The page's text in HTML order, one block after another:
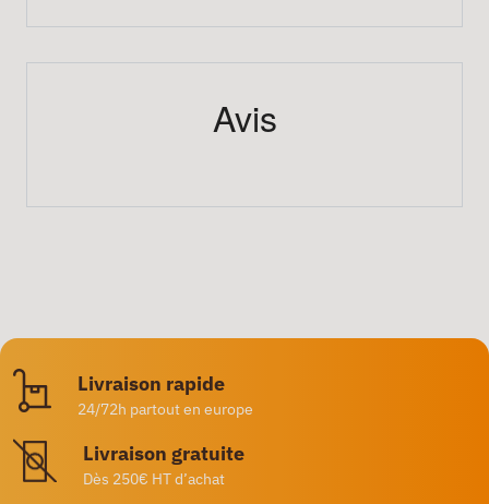
Avis
Livraison rapide
24/72h partout en europe
Livraison gratuite
Dès 250€ HT d’achat